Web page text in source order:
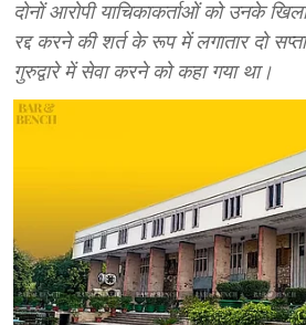
दोनों आरोपी याचिकाकर्ताओं को उनके
रद्द करने की शर्त के रूप में लगातार दो
गुरुद्वारे में सेवा करने को कहा गया था।